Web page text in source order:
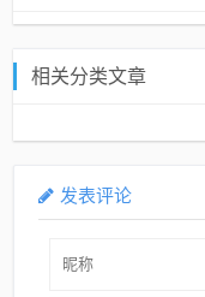
相关分类文章
发表评论